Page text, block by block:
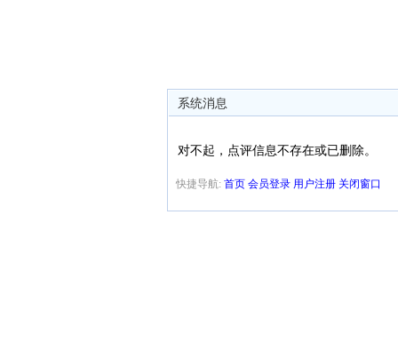
系统消息
对不起，点评信息不存在或已删除。
快捷导航: 首页 会员登录 用户注册 关闭窗口